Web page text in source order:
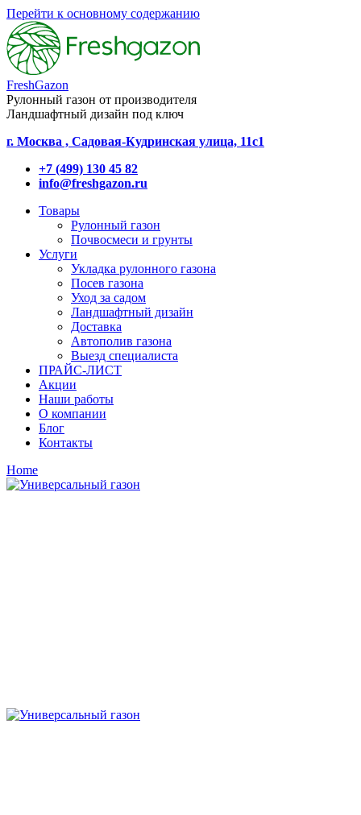
Перейти к основному содержанию
FreshGazon
Рулонный газон от производителя
Ландшафтный дизайн под ключ
г. Москва , Садовая-Кудринская улица, 11с1
+7 (499) 130 45 82
info@freshgazon.ru
Товары
Рулонный газон
Почвосмеси и грунты
Услуги
Укладка рулонного газона
Посев газона
Уход за садом
Ландшафтный дизайн
Доставка
Автополив газона
Выезд специалиста
ПРАЙС-ЛИСТ
Акции
Наши работы
О компании
Блог
Контакты
Home